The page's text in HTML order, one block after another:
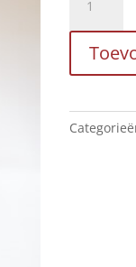
Trois
Lys
70cl
aantal